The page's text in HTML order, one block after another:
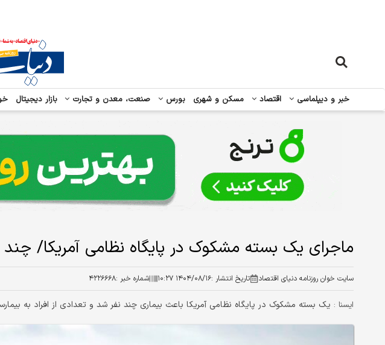
خبر و دیپلماسی اقتصاد مسکن و شهری بورس صنعت، معدن و تجارت بازار دیجیتال
ماجرای یک بسته مشکوک در پایگاه نظامی آمریکا/ چند
سایت خوان روزنامه دنیای اقتصاد تاریخ انتشار :۱۴۰۴/۰۸/۱۶ ۱۰:۲۷ شماره خبر :۴۲۲۶۶۶۸
ایسنا : یک بسته مشکوک در پایگاه نظامی آمریکا باعث بیماری چند نفر شد و تعدادی از افراد به